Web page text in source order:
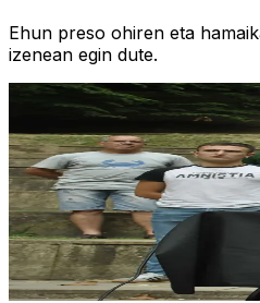
Ehun preso ohiren eta
izenean egin dute.